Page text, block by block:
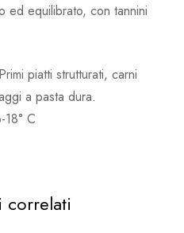
ed equilibrato, con tannini
piatti strutturati, carni
a pasta dura.
18° C
correlati